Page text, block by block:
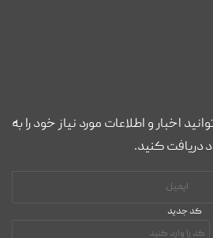
اخبار و اطلاعات مورد نیاز خود را به
دریافت کنید.
کد جدید